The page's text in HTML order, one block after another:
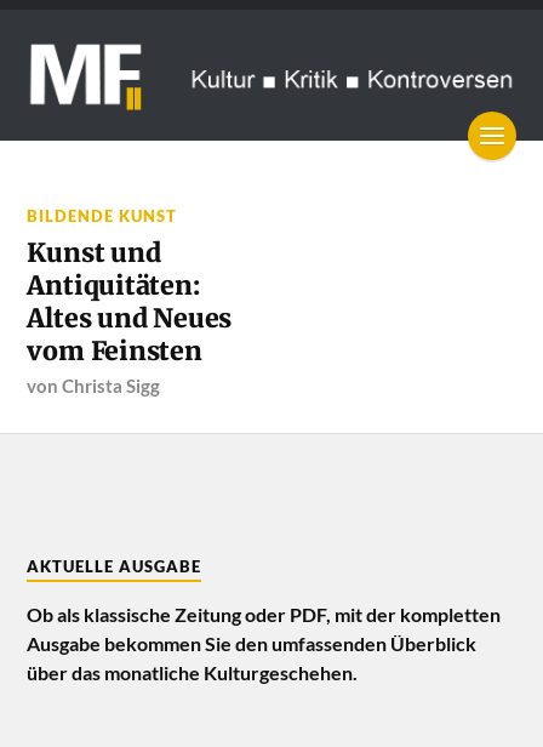
BILDENDE KUNST
Kunst und
Antiquitäten:
Altes und Neues
vom Feinsten
vonChrista Sigg
AKTUELLE AUSGABE
Ob als klassische Zeitung oder PDF, mit der kompletten
Ausgabe bekommen Sie den umfassenden Überblick
über das monatliche Kulturgeschehen.